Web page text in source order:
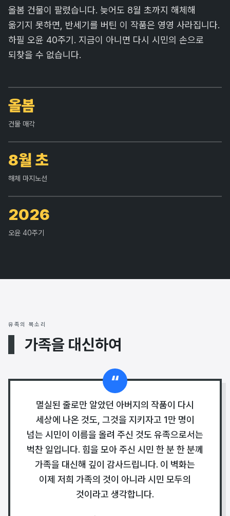
올봄 건물이 팔렸습니다. 늦어도 8월 초까지 해체해
옮기지 못하면, 반세기를 버틴 이 작품은 영영 사라집니다.
하필 오윤 40주기. 지금이 아니면 다시 시민의 손으로
되찾을 수 없습니다.
올봄
건물 매각
8월 초
해체 마지노선
2026
오윤 40주기
유족의 목소리
가족을 대신하여
“
멸실된 줄로만 알았던 아버지의 작품이 다시
세상에 나온 것도, 그것을 지키자고 1만 명이
넘는 시민이 이름을 올려 주신 것도 유족으로서는
벅찬 일입니다. 힘을 모아 주신 시민 한 분 한 분께
가족을 대신해 깊이 감사드립니다. 이 벽화는
이제 저희 가족의 것이 아니라 시민 모두의
것이라고 생각합니다.